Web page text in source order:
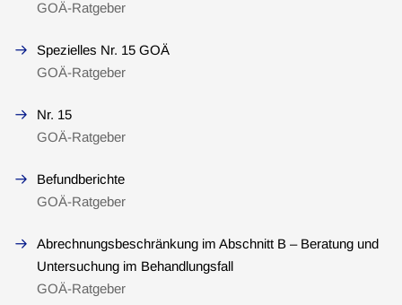
GOÄ-Ratgeber
Spezielles Nr. 15 GOÄ
GOÄ-Ratgeber
Nr. 15
GOÄ-Ratgeber
Befundberichte
GOÄ-Ratgeber
Abrechnungsbeschränkung im Abschnitt B – Beratung und
Untersuchung im Behandlungsfall
GOÄ-Ratgeber